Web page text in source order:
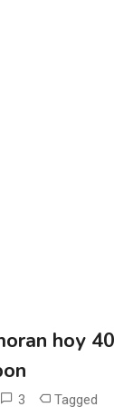
hoy
3 Tagged